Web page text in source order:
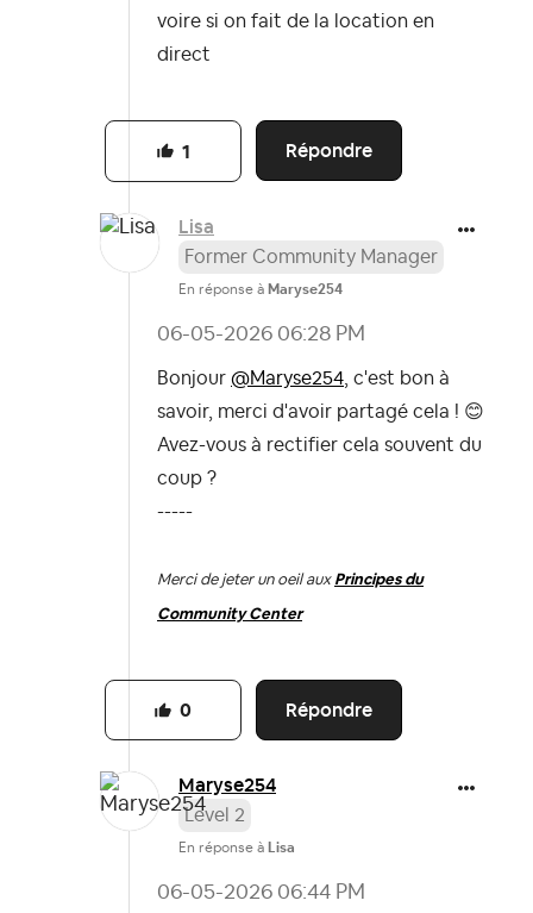
voire si on fait de la location en
direct
Répondre
1
Lisa
Former Community Manager
En réponse à Maryse254
‎06-05-2026 06:28 PM
Bonjour @Maryse254 , c'est bon à
savoir, merci d'avoir partagé cela ! 😊
Avez-vous à rectifier cela souvent du
coup ?
-----
Merci de jeter un oeil aux Principes du
Community Center
Répondre
0
Maryse254
Level 2
En réponse à Lisa
‎06-05-2026 06:44 PM